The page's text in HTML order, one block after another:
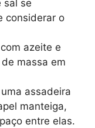
sal se
considerar o
azeite e
massa em
assadeira
manteiga,
entre elas.